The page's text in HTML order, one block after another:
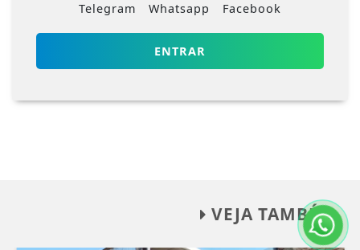
Telegram Whatsapp Facebook
ENTRAR
VEJA TAMBÉM